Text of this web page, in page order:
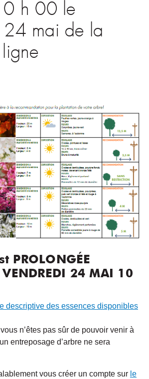
h 00 le
24 mai de la
PROLONGÉE
VENDREDI 24 MAI 10
descriptive des essences disponibles
n’êtes pas sûr de pouvoir venir à
entreposage d’arbre ne sera
vous créer un compte sur le